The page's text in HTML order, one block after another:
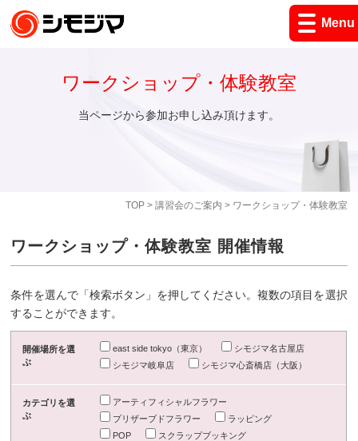
Menu
TOP> 講習会のご案内 > ワークショップ・体験教室
ワークショップ・体験教室
当ページから参加お申し込み頂けます。
ワークショップ・体験教室 開催情報
条件を選んで「検索ボタン」を押してください。複数の項目を選択
することができます。
開催場所を選
ぶ
east side tokyo（東京）
シモジマ名古屋店
シモジマ岐阜店
シモジマ心斎橋店（大阪）
カテゴリを選
ぶ
アーティフィシャルフラワー
プリザーブドフラワー
ラッピング
POP
スクラップブッキング